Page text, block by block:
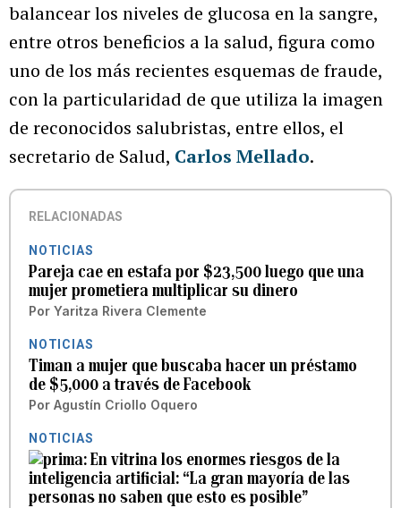
balancear los niveles de glucosa en la sangre,
entre otros beneficios a la salud, figura como
uno de los más recientes esquemas de fraude,
con la particularidad de que utiliza la imagen
de reconocidos salubristas, entre ellos, el
secretario de Salud, Carlos Mellado.
RELACIONADAS
NOTICIAS
Pareja cae en estafa por $23,500 luego que una
mujer prometiera multiplicar su dinero
Por Yaritza Rivera Clemente
NOTICIAS
Timan a mujer que buscaba hacer un préstamo
de $5,000 a través de Facebook
Por Agustín Criollo Oquero
NOTICIAS
En vitrina los enormes riesgos de la
inteligencia artificial: “La gran mayoría de las
personas no saben que esto es posible”